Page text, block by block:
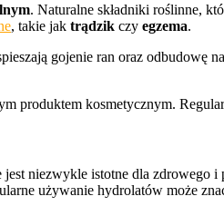
. Naturalne składniki roślinne,
, takie jak trądzik czy egzema.
gojenie ran oraz odbudowę
produktem kosmetycznym.
niezwykle istotne dla zdrowego
używanie hydrolatów może